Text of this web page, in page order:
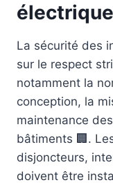
La sécurité des
sur le respect
notamment la
conception, la
maintenance
bâtiments 🏢.
disjoncteurs,
doivent être